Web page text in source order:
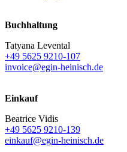
Buchhaltung
Tatyana Levental
+49 5625 9210-107
invoice@egin-heinisch.de
Einkauf
Beatrice Vidis
+49 5625 9210-139
einkauf@egin-heinisch.de